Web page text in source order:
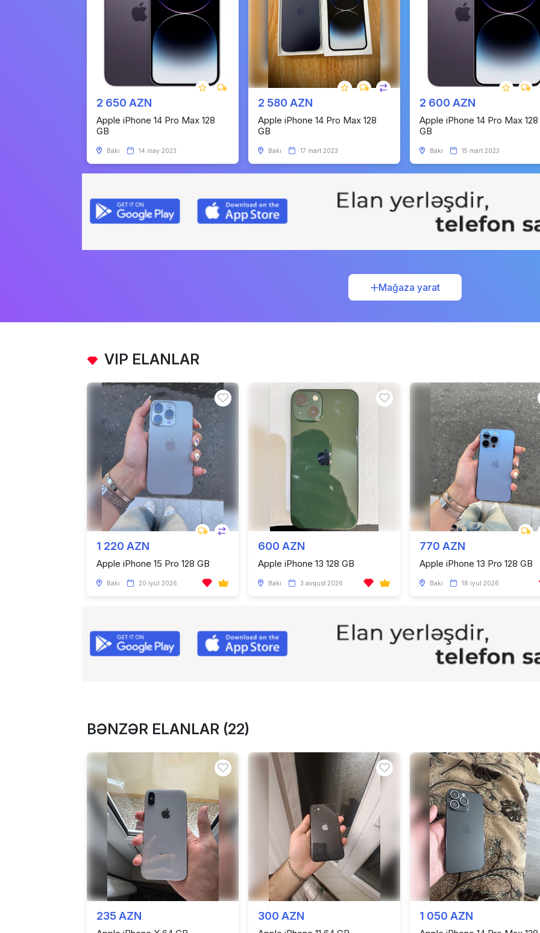
2 650 AZN
Apple iPhone 14 Pro Max 128
GB
Bakı 14 may 2023
2 580 AZN
Apple iPhone 14 Pro Max 128
GB
Bakı 17 mart 2023
2 600 AZN
Apple iPhone 14 Pro Max 128
GB
Bakı 15 mart 2023
Mağaza yarat
VIP ELANLAR
1 220 AZN
Apple iPhone 15 Pro 128 GB
Bakı 20 iyul 2026
600 AZN
Apple iPhone 13 128 GB
Bakı 3 avqust 2026
770 AZN
Apple iPhone 13 Pro 128 GB
Bakı 18 iyul 2026
BƏNZƏR ELANLAR (22)
235 AZN 300 AZN 1 050 AZN